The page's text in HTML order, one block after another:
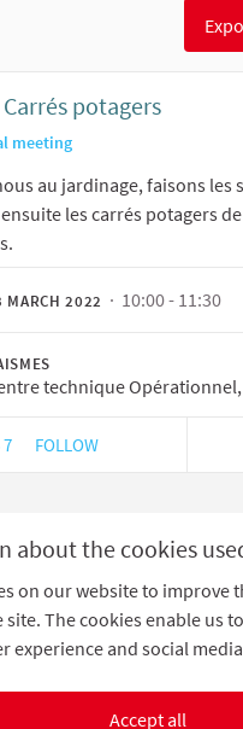
about the cookies
on our website to improve
The cookies enable us
experience and social
Accept all
potagers
meeting
au jardinage, faisons les
les carrés potagers
MARCH 2022 · 10:00 - 11:30
technique
7 7 FOLLOWERS
FOLLOW
See all
terms-and-conditions